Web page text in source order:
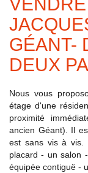
GÉANT-
DEUX
Nous vous
étage d'une
proximité
ancien Géant). Il
est sans vis à vis.
placard - un salon
équipée contiguë -